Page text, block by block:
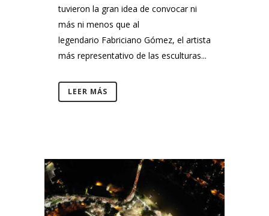
tuvieron la gran idea de convocar ni
más ni menos que al
legendario Fabriciano Gómez, el artista
más representativo de las esculturas...
LEER MÁS